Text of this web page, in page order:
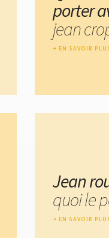
porter
jean
EN SAVOIR
Jean
quoi le
EN SAVOIR